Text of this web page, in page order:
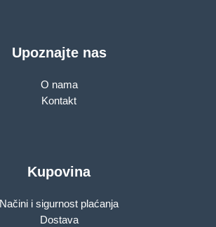
Upoznajte nas
O nama
Kontakt
Kupovina
Načini i sigurnost plaćanja
Dostava